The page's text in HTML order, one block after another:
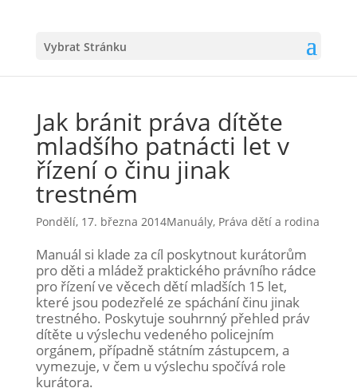
Vybrat Stránku
Jak bránit práva dítěte
mladšího patnácti let v
řízení o činu jinak
trestném
Pondělí, 17. března 2014Manuály, Práva dětí a rodina
Manuál si klade za cíl poskytnout kurátorům
pro děti a mládež praktického právního rádce
pro řízení ve věcech dětí mladších 15 let,
které jsou podezřelé ze spáchání činu jinak
trestného. Poskytuje souhrnný přehled práv
dítěte u výslechu vedeného policejním
orgánem, případně státním zástupcem, a
vymezuje, v čem u výslechu spočívá role
kurátora.